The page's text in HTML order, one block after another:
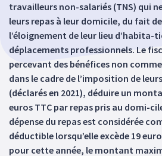
travailleurs non-salariés (TNS) qui
leurs repas à leur domicile, du fait
l’éloignement de leur lieu d’habita-
déplacements professionnels. Le
percevant des bénéfices non
dans le cadre de l’imposition de
(déclarés en 2021), déduire un
euros TTC par repas pris au domi-
dépense du repas est considérée
déductible lorsqu’elle excède 19
pour cette année, le montant